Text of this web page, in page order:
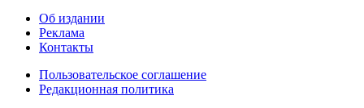
Об издании
Реклама
Контакты
Пользовательское соглашение
Редакционная политика